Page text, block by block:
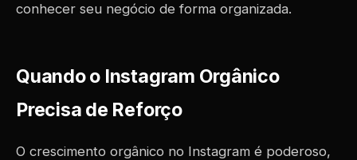
conhecer seu negócio de forma organizada.
Quando o Instagram Orgânico
Precisa de Reforço
O crescimento orgânico no Instagram é poderoso,